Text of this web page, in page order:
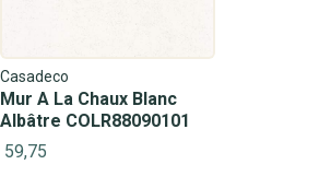
Casadeco
Mur A La Chaux Blanc
Albâtre COLR88090101
59,75